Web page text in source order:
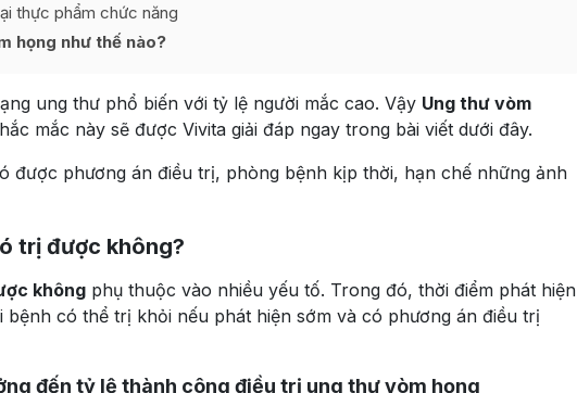
thực phẩm chức năng
họng như thế nào?
ung thư phổ biến với tỷ lệ người mắc cao. Vậy Ung thư vòm
mắc này sẽ được Vivita giải đáp ngay trong bài viết dưới đây.
được phương án điều trị, phòng bệnh kịp thời, hạn chế những ảnh
trị được không?
không phụ thuộc vào nhiều yếu tố. Trong đó, thời điểm phát hiện
bệnh có thể trị khỏi nếu phát hiện sớm và có phương án điều trị
đến tỷ lệ thành công điều trị ung thư vòm họng